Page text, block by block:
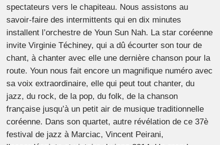
spectateurs vers le chapiteau. Nous assistons au
savoir-faire des intermittents qui en dix minutes
installent l’orchestre de Youn Sun Nah. La star coréenne
invite Virginie Téchiney, qui a dû écourter son tour de
chant, à chanter avec elle une dernière chanson pour la
route. Youn nous fait encore un magnifique numéro avec
sa voix extraordinaire, elle qui peut tout chanter, du
jazz, du rock, de la pop, du folk, de la chanson
française jusqu’à un petit air de musique traditionnelle
coréenne. Dans son quartet, autre révélation de ce 37è
festival de jazz à Marciac, Vincent Peirani,